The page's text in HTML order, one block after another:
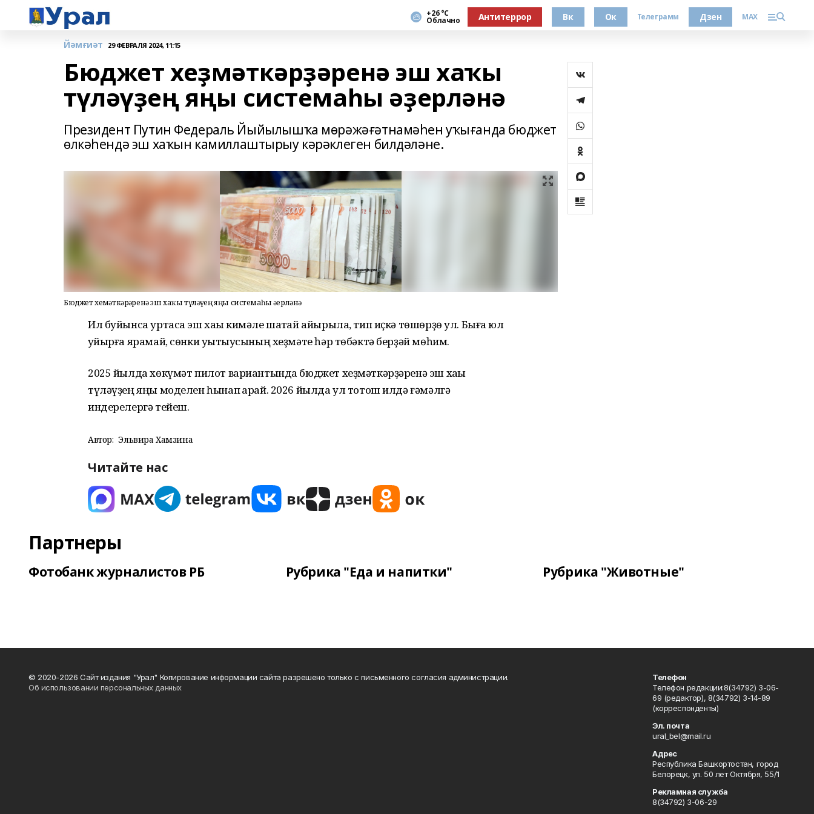
+26 °С
Облачно Антитеррор Вк Ок Телеграмм Дзен MAX
Йәмғиәт 29 ФЕВРАЛЯ 2024, 11:15
Бюджет хеҙмәткәрҙәренә эш хаҡы
түләүҙең яңы системаһы әҙерләнә
Президент Путин Федераль Йыйылышҡа мөрәжәғәтнамәһен уҡығанда бюджет
өлкәһендә эш хаҡын камиллаштырыу кәрәклеген билдәләне.
Бюджет хеҙмәткәрҙәренә эш хаҡы түләүҙең яңы системаһы әҙерләнә
Ил буйынса уртаса эш хаҡы кимәле шаҡтай айырыла, тип иҫкә төшөрҙө ул. Быға юл
ҡуйырға ярамай, сөнки уҡытыусының хеҙмәте һәр төбәктә берҙәй мөһим.
2025 йылда хөкүмәт пилот вариантында бюджет хеҙмәткәрҙәренә эш хаҡы
түләүҙең яңы моделен һынап ҡарай. 2026 йылда ул тотош илдә ғәмәлгә
индерелергә тейеш.
Автор: Эльвира Хамзина
Читайте нас
Партнеры
Фотобанк журналистов РБ Рубрика "Еда и напитки" Рубрика "Животные"
© 2020-2026 Сайт издания "Урал" Копирование информации сайта разрешено только с письменного согласия администрации.
Об использовании персональных данных
Телефон
Телефон редакции:8(34792) 3-06-
69 (редактор), 8(34792) 3-14-89
(корреспонденты)
Эл. почта
ural_bel@mail.ru
Адрес
Республика Башкортостан, город
Белорецк, ул. 50 лет Октября, 55/1
Рекламная служба
8(34792) 3-06-29